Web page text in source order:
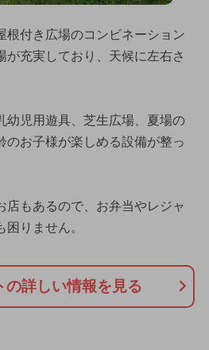
根付き広場のコンビネーション
が充実しており、天候に左右さ
幼児用遊具、芝生広場、夏場の
のお子様が楽しめる設備が整っ
店もあるので、お弁当やレジャ
りません。
の詳しい情報を見る